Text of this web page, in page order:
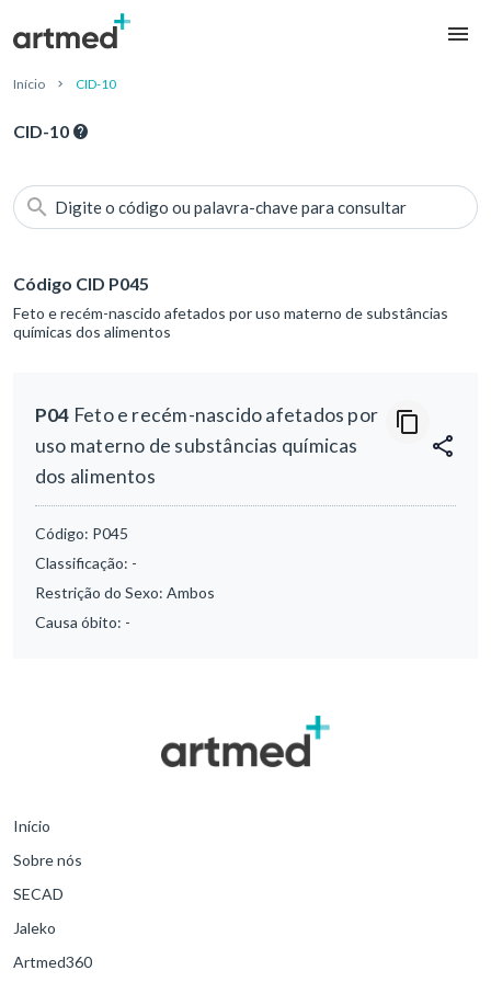
Início CID-10
CID-10
Digite o código ou palavra-chave para consultar
Código CID P045
Feto e recém-nascido afetados por uso materno de substâncias
químicas dos alimentos
P04 Feto e recém-nascido afetados por
uso materno de substâncias químicas
dos alimentos
Código: P045
Classificação: -
Restrição do Sexo: Ambos
Causa óbito: -
Início
Sobre nós
SECAD
Jaleko
Artmed360